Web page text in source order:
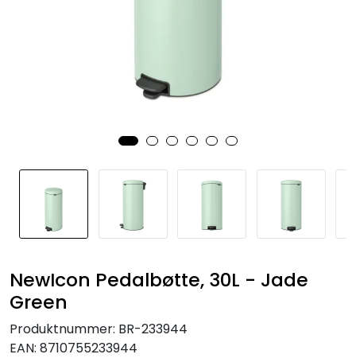
NewIcon Pedalbøtte, 30L - Jade
Green
Produktnummer: BR-233944
EAN: 8710755233944